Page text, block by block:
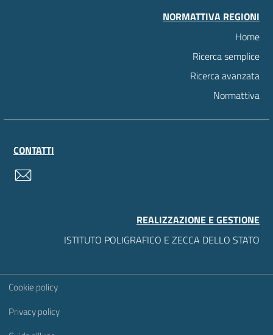
NORMATTIVA REGIONI
Home
Ricerca semplice
Ricerca avanzata
Normattiva
CONTATTI
REALIZZAZIONE E GESTIONE
ISTITUTO POLIGRAFICO E ZECCA DELLO STATO
Sezione Link Utili
Cookie policy
Privacy policy